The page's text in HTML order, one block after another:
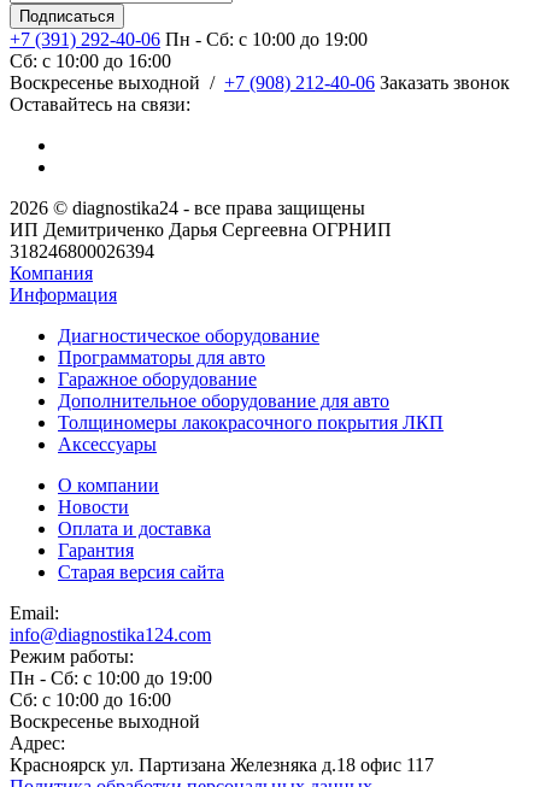
+7 (391) 292-40-06 Пн - Сб: c 10:00 до 19:00
Сб: c 10:00 до 16:00
​Воскресенье выходной / +7 (908) 212-40-06 Заказать звонок
Оставайтесь на связи:
2026 © diagnostika24 - все права защищены
ИП Демитриченко Дарья Сергеевна ОГРНИП
318246800026394
Компания
Информация
Диагностическое оборудование
Программаторы для авто
Гаражное оборудование
Дополнительное оборудование для авто
Толщиномеры лакокрасочного покрытия ЛКП
Аксессуары
О компании
Новости
Оплата и доставка
Гарантия
Старая версия сайта
Email:
info@diagnostika124.com
Режим работы:
Пн - Сб: c 10:00 до 19:00
Сб: c 10:00 до 16:00
​Воскресенье выходной
Адрес:
Красноярск ул. Партизана Железняка д.18 офис 117